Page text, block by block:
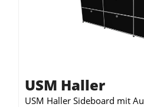
USM Haller
USM Haller Sideboard mit